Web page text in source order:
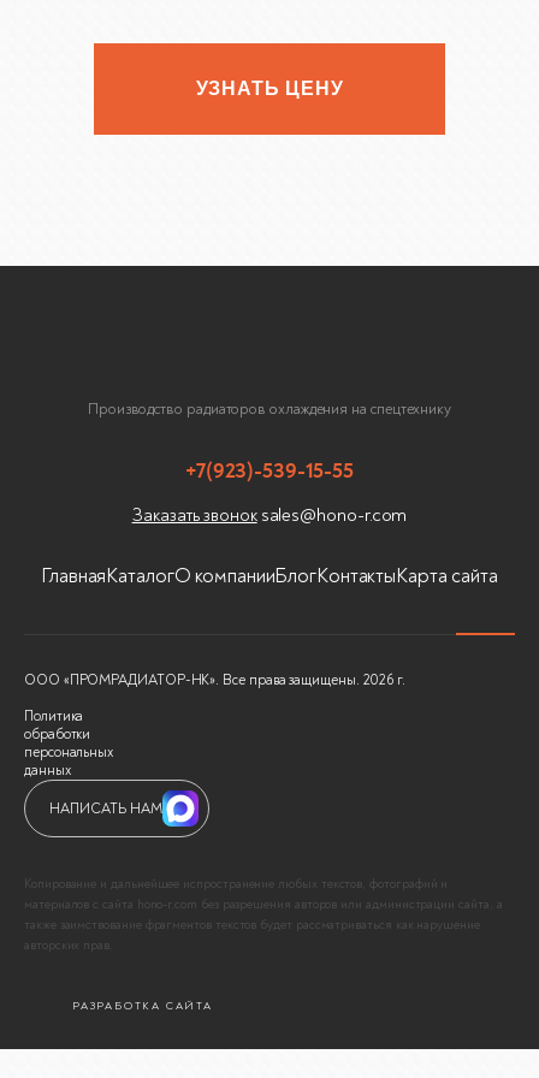
УЗНАТЬ ЦЕНУ
Производство радиаторов охлаждения на спецтехнику
ГлавнаяКаталогО компанииБлогКонтактыКарта сайта
+7(923)-539-15-55
Заказать звонок sales@hono-r.com
ООО «ПРОМРАДИАТОР-НК». Все права защищены. 2026 г.
Политика
обработки
персональных
данных
НАПИСАТЬ НАМ
Копирование и дальнейшее испространение любых текстов, фотографий и
материалов с сайта hono-r.com без разрешения авторов или администрации сайта, а
также заимствование фрагментов текстов будет рассматриваться как нарушение
авторских прав.
РАЗРАБОТКА САЙТА